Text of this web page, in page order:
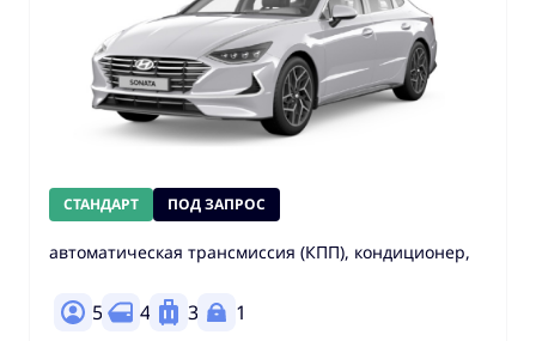
СТАНДАРТ ПОД ЗАПРОС
автоматическая трансмиссия (КПП), кондиционер,
5 4 3 1